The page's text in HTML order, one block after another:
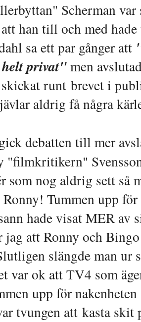
Scherman
han till och med
sa ett par gånger att
privat"men
runt brevet i
aldrig få några
debatten till mer
"filmkritikern"
som nog aldrig sett så
Tummen upp
hade visat MER av
jag att Ronny och
slängde man ur
var ok att TV4 som
upp för
tvungen att kasta